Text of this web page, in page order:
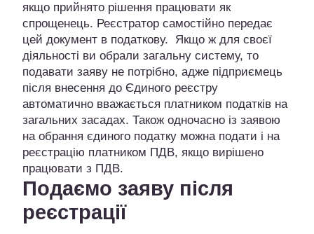
якщо прийнято рішення працювати як
спрощенець. Реєстратор самостійно передає
цей документ в податкову. Якщо ж для своєї
діяльності ви обрали загальну систему, то
подавати заяву не потрібно, адже підприємець
після внесення до Єдиного реєстру
автоматично вважається платником податків на
загальних засадах. Також одночасно із заявою
на обрання єдиного податку можна подати і на
реєстрацію платником ПДВ, якщо вирішено
працювати з ПДВ.
Подаємо заяву після
реєстрації